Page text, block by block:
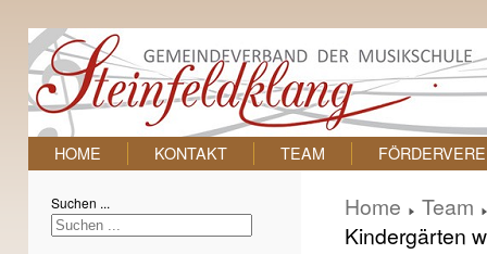
HOME KONTAKT TEAM
Suchen ... Home
Team
Kindergärten